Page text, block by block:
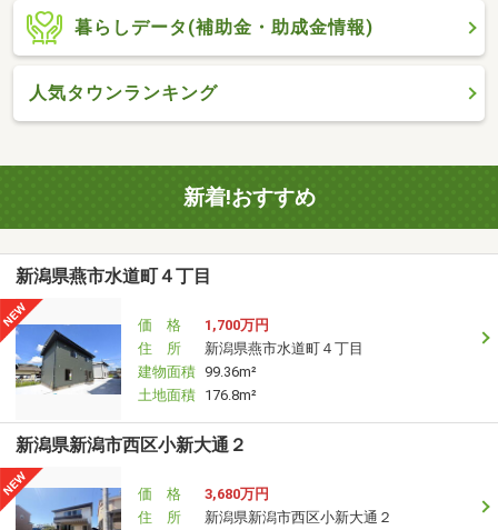
暮らしデータ(補助金・助成金情報)
人気タウンランキング
新着!おすすめ
新潟県燕市水道町４丁目
価 格
1,700万円
住 所
新潟県燕市水道町４丁目
建物面積 99.36m²
土地面積 176.8m²
新潟県新潟市西区小新大通２
価 格
3,680万円
住 所
新潟県新潟市西区小新大通２